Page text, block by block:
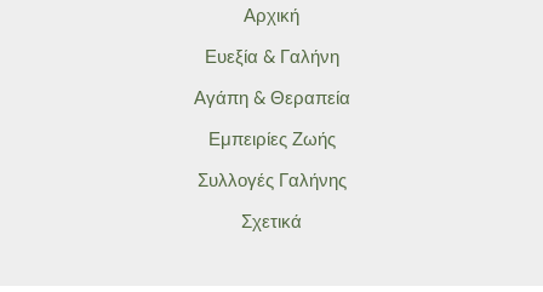
Αρχική
Ευεξία & Γαλήνη
Αγάπη & Θεραπεία
Εμπειρίες Ζωής
Συλλογές Γαλήνης
Σχετικά